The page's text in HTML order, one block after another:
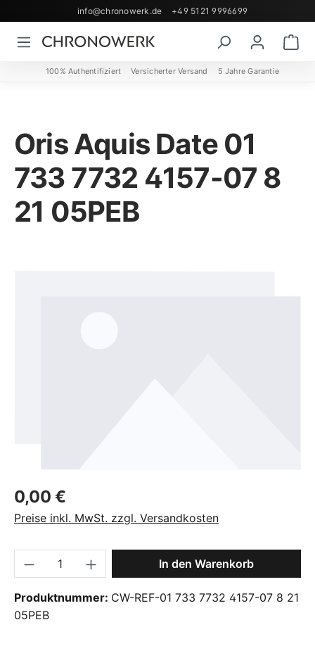
Zum Hauptinhalt springen
info@chronowerk.de +49 5121 9996699
100% Authentifiziert Versicherter Versand 5 Jahre Garantie
Oris Aquis Date 01
733 7732 4157-07 8
21 05PEB
Regulärer Preis:
0,00 €
Preise inkl. MwSt. zzgl. Versandkosten
Produkt Anzahl: Gib den gewünschten
In den Warenkorb
Produktnummer: CW-REF-01 733 7732 4157-07 8 21
05PEB